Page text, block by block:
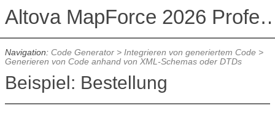
Altova MapForce
Navigation: Code Generator> Integrieren von generiertem Code>
Generieren von Code anhand von XML-Schemas oder DTDs
Beispiel: Bestellung